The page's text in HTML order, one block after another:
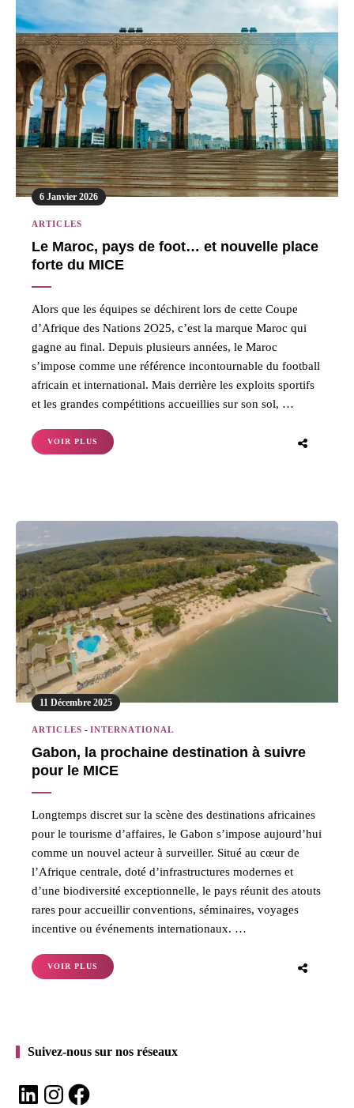
6 Janvier 2026
ARTICLES
Le Maroc, pays de foot… et nouvelle place
forte du MICE
Alors que les équipes se déchirent lors de cette Coupe
d’Afrique des Nations 2O25, c’est la marque Maroc qui
gagne au final. Depuis plusieurs années, le Maroc
s’impose comme une référence incontournable du football
africain et international. Mais derrière les exploits sportifs
et les grandes compétitions accueillies sur son sol, …
VOIR PLUS
11 Décembre 2025
ARTICLES - INTERNATIONAL
Gabon, la prochaine destination à suivre
pour le MICE
Longtemps discret sur la scène des destinations africaines
pour le tourisme d’affaires, le Gabon s’impose aujourd’hui
comme un nouvel acteur à surveiller. Situé au cœur de
l’Afrique centrale, doté d’infrastructures modernes et
d’une biodiversité exceptionnelle, le pays réunit des atouts
rares pour accueillir conventions, séminaires, voyages
incentive ou événements internationaux. …
VOIR PLUS
Suivez-nous sur nos réseaux
LinkedInInstagramFacebook